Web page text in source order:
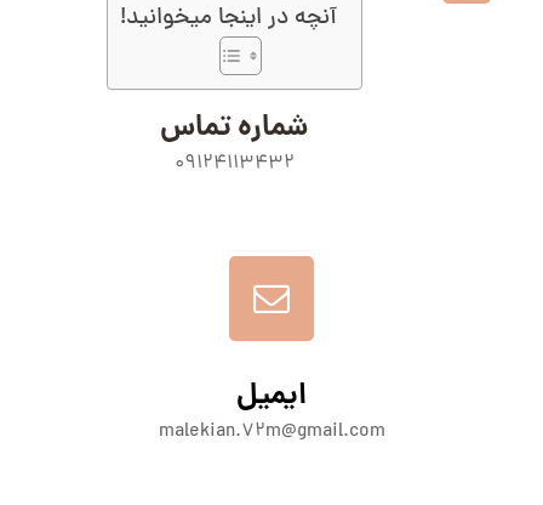
آنچه در اینجا میخوانید!
شماره تماس
09124113432
ایمیل
malekian.72m@gmail.com